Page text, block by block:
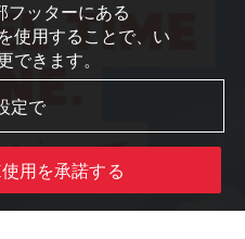
フッターにある
使用することで、い
できます。
定で
用を承諾する